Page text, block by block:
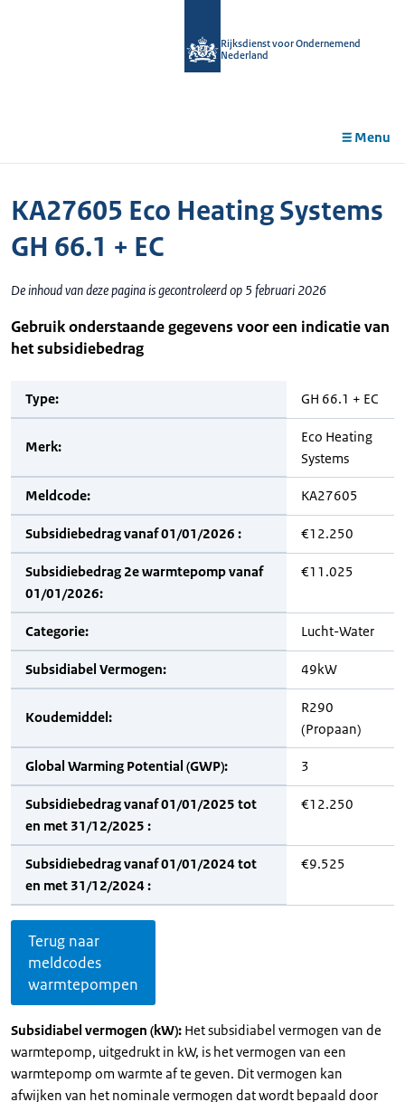
Rijksdienst voor Ondernemend
Nederland
Menu
KA27605 Eco Heating Systems
GH 66.1 + EC
De inhoud van deze pagina is gecontroleerd op 5 februari 2026
Gebruik onderstaande gegevens voor een indicatie van
het subsidiebedrag
Type: GH 66.1 + EC
Merk:
Eco Heating
Systems
Meldcode: KA27605
Subsidiebedrag vanaf 01/01/2026 : €12.250
Subsidiebedrag 2e warmtepomp vanaf
01/01/2026:
€11.025
Categorie: Lucht-Water
Subsidiabel Vermogen: 49kW
Koudemiddel:
R290
(Propaan)
Global Warming Potential (GWP): 3
Subsidiebedrag vanaf 01/01/2025 tot
en met 31/12/2025 :
€12.250
Subsidiebedrag vanaf 01/01/2024 tot
en met 31/12/2024 :
€9.525
Terug naar
meldcodes
warmtepompen
Subsidiabel vermogen (kW): Het subsidiabel vermogen van de
warmtepomp, uitgedrukt in kW, is het vermogen van een
warmtepomp om warmte af te geven. Dit vermogen kan
afwijken van het nominale vermogen dat wordt bepaald door